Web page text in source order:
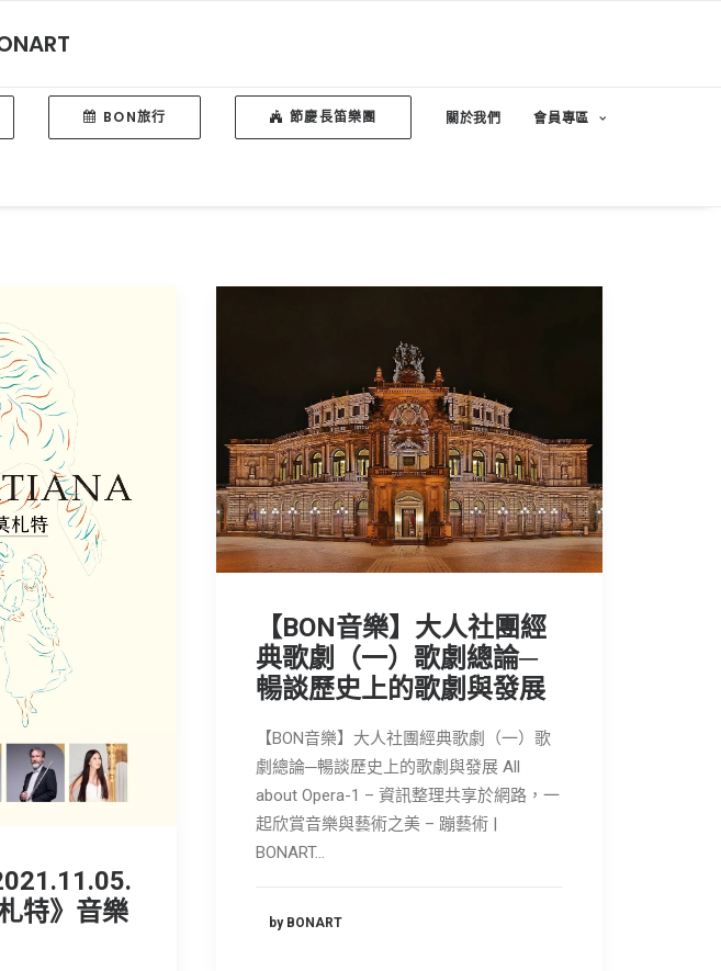
BON旅行 節慶長笛樂團 關於我們 會員專區
特》音樂
【BON音樂】大人社團經
典歌劇（一）歌劇總論─
暢談歷史上的歌劇與發展
【BON音樂】大人社團經典歌劇（一）歌
劇總論─暢談歷史上的歌劇與發展 All
about Opera-1 – 資訊整理共享於網路，一
起欣賞音樂與藝術之美 – 蹦藝術 |
BONART…
by BONART